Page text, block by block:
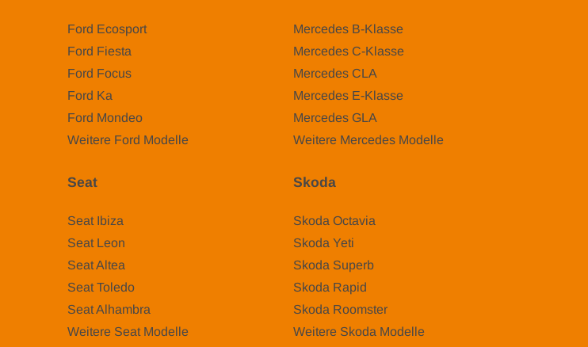
Ford Ecosport
Ford Fiesta
Ford Focus
Ford Ka
Ford Mondeo
Weitere Ford Modelle
Mercedes B-Klasse
Mercedes C-Klasse
Mercedes CLA
Mercedes E-Klasse
Mercedes GLA
Weitere Mercedes Modelle
Seat
Seat Ibiza
Seat Leon
Seat Altea
Seat Toledo
Seat Alhambra
Weitere Seat Modelle
Skoda
Skoda Octavia
Skoda Yeti
Skoda Superb
Skoda Rapid
Skoda Roomster
Weitere Skoda Modelle